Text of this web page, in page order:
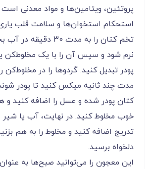
پروتئین، ویتامین‌ها و مواد معدنی است
استحکام استخوان‌ها و سلامت قلب
تخم کتان را به مدت 30
نرم شود و سپس آن را با یک مخلوط‌کن
پودر تبدیل کنید. گردوها را در مخلوط‌کن
مدت چند ثانیه میکس کنید تا پودر
کتان پودر شده و عسل را اضافه کنید و
خوب مخلوط کنید. در نهایت، آب یا شیر
تدریج اضافه کنید و مخلوط را به هم
دلخواه برسید.
این معجون را می‌توانید صبح‌ها به